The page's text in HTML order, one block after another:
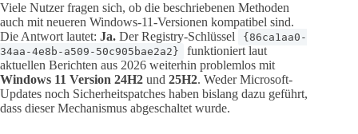
Viele Nutzer fragen sich, ob die beschriebenen Methoden
auch mit neueren Windows-11-Versionen kompatibel sind.
Die Antwort lautet: Ja. Der Registry-Schlüssel
{86ca1aa0-
34aa-4e8b-a509-50c905bae2a2}
funktioniert laut
aktuellen Berichten aus 2026 weiterhin problemlos mit
Windows 11 Version 24H2 und 25H2. Weder Microsoft-
Updates noch Sicherheitspatches haben bislang dazu geführt,
dass dieser Mechanismus abgeschaltet wurde.